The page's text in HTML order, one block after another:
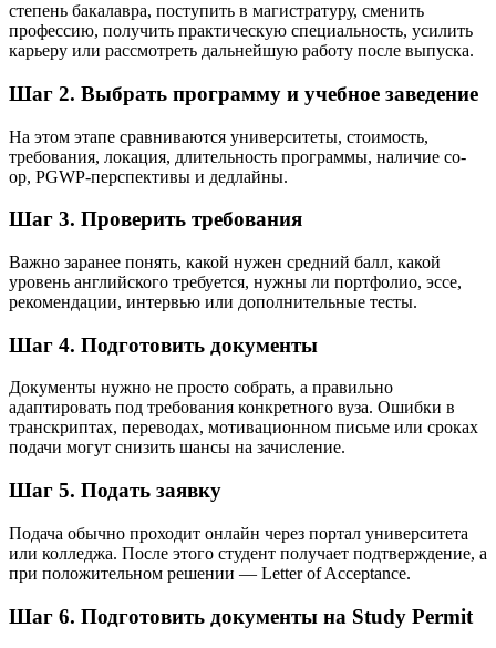
степень бакалавра, поступить в магистратуру, сменить
профессию, получить практическую специальность, усилить
карьеру или рассмотреть дальнейшую работу после выпуска.
Шаг 2. Выбрать программу и учебное заведение
На этом этапе сравниваются университеты, стоимость,
требования, локация, длительность программы, наличие co-
op, PGWP-перспективы и дедлайны.
Шаг 3. Проверить требования
Важно заранее понять, какой нужен средний балл, какой
уровень английского требуется, нужны ли портфолио, эссе,
рекомендации, интервью или дополнительные тесты.
Шаг 4. Подготовить документы
Документы нужно не просто собрать, а правильно
адаптировать под требования конкретного вуза. Ошибки в
транскриптах, переводах, мотивационном письме или сроках
подачи могут снизить шансы на зачисление.
Шаг 5. Подать заявку
Подача обычно проходит онлайн через портал университета
или колледжа. После этого студент получает подтверждение, а
при положительном решении — Letter of Acceptance.
Шаг 6. Подготовить документы на Study Permit